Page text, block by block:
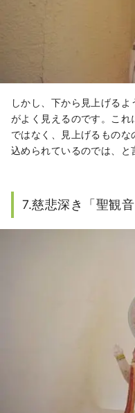
しかし、下から見上げる
がよく見えるのです。こ
ではなく、見上げるもの
込められているのでは、と
7.慈悲深き「聖観音